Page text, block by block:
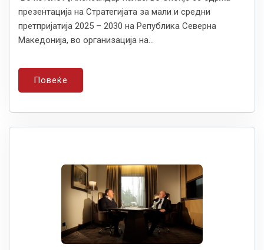
презентација на Стратегијата за мали и средни
претпријатија 2025 – 2030 на Република Северна
Македонија, во организација на...
Повеќе